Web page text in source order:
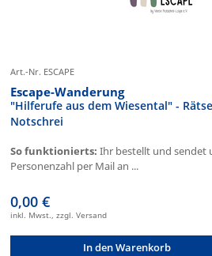
Art.-Nr. ESCAPE
Escape-Wanderung
"Hilferufe aus dem Wiesental" -
Notschrei
So funktionierts: Ihr bestellt und sendet
Personenzahl per Mail an ...
0,00 €
inkl. Mwst., zzgl. Versand
In den Warenkorb